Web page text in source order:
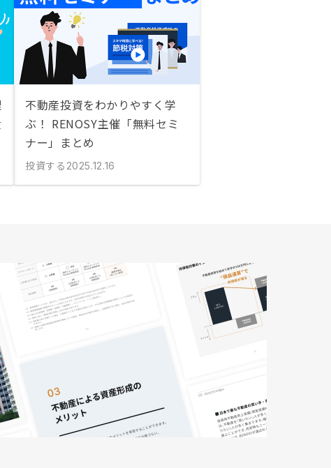
不動産投資をわかりやすく学
ぶ！ RENOSY主催「無料セミ
ナー」まとめ
投資する 2025.12.16